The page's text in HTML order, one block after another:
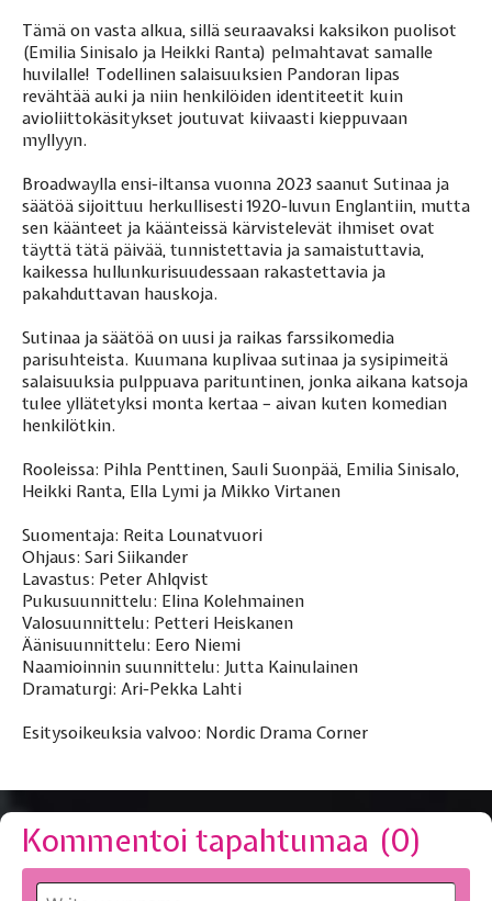
Tämä on vasta alkua, sillä seuraavaksi kaksikon puolisot
(Emilia Sinisalo ja Heikki Ranta) pelmahtavat samalle
huvilalle! Todellinen salaisuuksien Pandoran lipas
revähtää auki ja niin henkilöiden identiteetit kuin
avioliittokäsitykset joutuvat kiivaasti kieppuvaan
myllyyn.
Broadwaylla ensi-iltansa vuonna 2023 saanut Sutinaa ja
säätöä sijoittuu herkullisesti 1920-luvun Englantiin, mutta
sen käänteet ja käänteissä kärvistelevät ihmiset ovat
täyttä tätä päivää, tunnistettavia ja samaistuttavia,
kaikessa hullunkurisuudessaan rakastettavia ja
pakahduttavan hauskoja.
Sutinaa ja säätöä on uusi ja raikas farssikomedia
parisuhteista. Kuumana kuplivaa sutinaa ja sysipimeitä
salaisuuksia pulppuava parituntinen, jonka aikana katsoja
tulee yllätetyksi monta kertaa – aivan kuten komedian
henkilötkin.
Rooleissa: Pihla Penttinen, Sauli Suonpää, Emilia Sinisalo,
Heikki Ranta, Ella Lymi ja Mikko Virtanen
Suomentaja: Reita Lounatvuori
Ohjaus: Sari Siikander
Lavastus: Peter Ahlqvist
Pukusuunnittelu: Elina Kolehmainen
Valosuunnittelu: Petteri Heiskanen
Äänisuunnittelu: Eero Niemi
Naamioinnin suunnittelu: Jutta Kainulainen
Dramaturgi: Ari-Pekka Lahti
Esitysoikeuksia valvoo: Nordic Drama Corner
Kommentoi tapahtumaa (0)